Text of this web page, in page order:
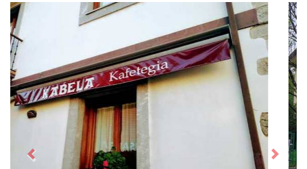
Previous Next